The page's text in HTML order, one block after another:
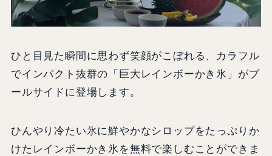
ひと目見た瞬間に思わず笑顔がこぼれる、カラフル
でインパクト抜群の「巨大レインボーかき氷」がプ
ールサイドに登場します。
ひんやり冷たい氷に鮮やかなシロップをたっぷりか
けたレインボーかき氷を無料で楽しむことができま